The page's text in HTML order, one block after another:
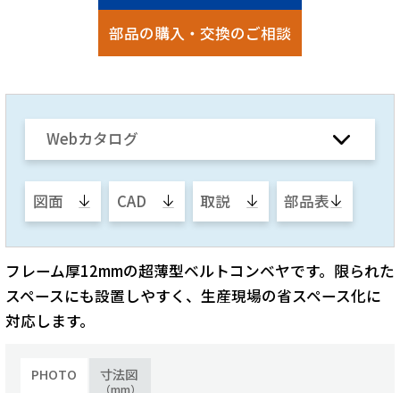
部品の購入・交換のご相談
Webカタログ
図面 CAD 取説 部品表
フレーム厚12mmの超薄型ベルトコンベヤです。限られた
スペースにも設置しやすく、生産現場の省スペース化に
対応します。
PHOTO 寸法図
（mm）